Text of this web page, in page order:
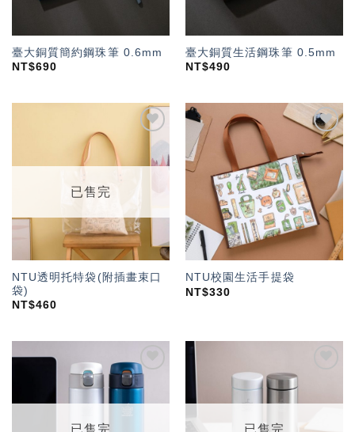
臺大銅質簡約鋼珠筆 0.6mm
NT$690
臺大銅質生活鋼珠筆 0.5mm
NT$490
望輕
已售完
NTU透明托特袋(附插畫束口
袋)
NT$460
加入
「願
NTU校園生活手提袋
NT$330
「願
望輕
望輕